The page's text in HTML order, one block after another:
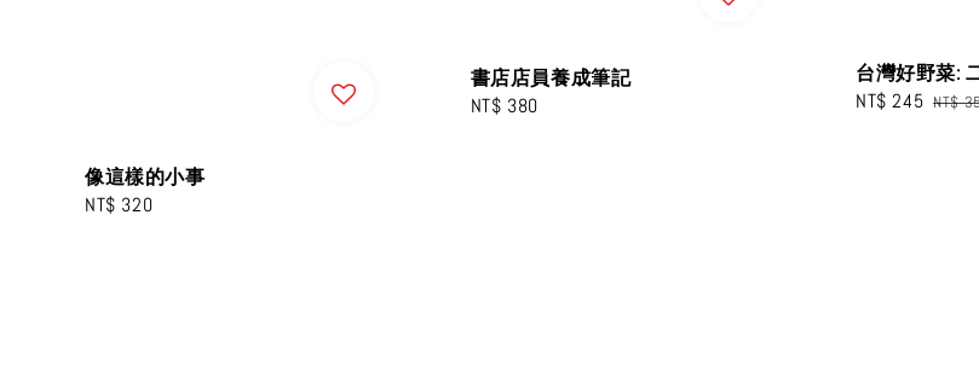
像這樣的小事
Regular
NT$ 320
書店店員養成筆記
Regular
NT$ 380
台灣好野菜:
Sale
NT$ 245 NT$